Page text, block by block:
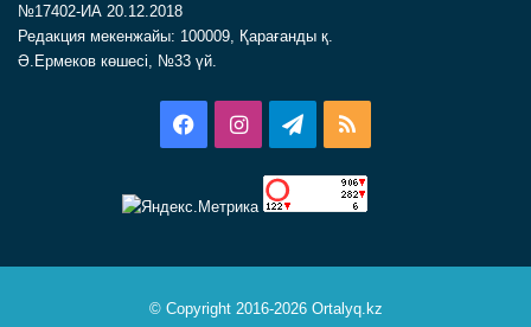
№17402-ИА 20.12.2018
Редакция мекенжайы: 100009, Қарағанды қ.
Ә.Ермеков көшесі, №33 үй.
FacebookInstagramTelegram
© Copyright 2016-2026 Ortalyq.kz